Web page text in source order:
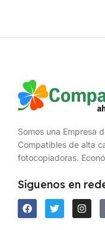
Somos una Empresa
Compatibles de alta
fotocopiadoras.
Síguenos en